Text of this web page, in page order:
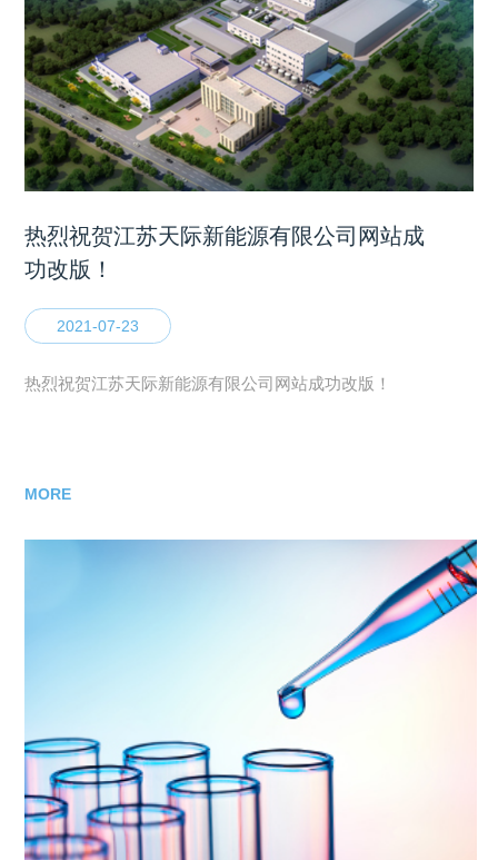
热烈祝贺江苏天际新能源有限公司网站成
功改版！
2021-07-23
热烈祝贺江苏天际新能源有限公司网站成功改版！
MORE